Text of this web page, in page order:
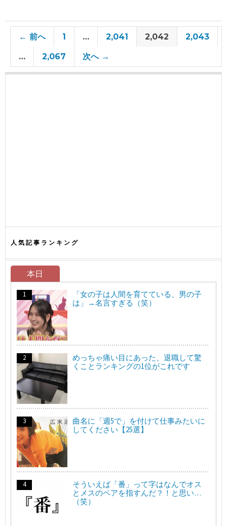
← 前へ 1 … 2,041 2,042 2,043
… 2,067 次へ →
人気記事ランキング
本日
「女の子は人間を育てている、男の子
は」→名言すぎる（笑）
めっちゃ痛い目にあった、退職して驚
くことランキングの1位がこれです
曲名に「週5で」を付けて仕事みたいに
してください【25選】
そういえば「番」って字はなんでオス
とメスのペアを指すんだ？！と思い…
（笑）